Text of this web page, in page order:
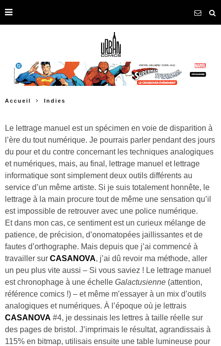
Accueil Indies
Le lettrage manuel est un spécimen en voie de disparition à
l’ère du tout numérique. Je pourrais parler pendant des jours
du pour et du contre concernant les techniques analogiques
et numériques, mais, au final, lettrage manuel et lettrage
informatique sont simplement deux outils différents au
service d’un même artiste. Si je suis totalement honnête, le
lettrage à la main procure tout de même une sensation qu’il
est impossible de retrouver avec une police numérique.
Et dans mon cas, ce sentiment est un curieux mélange de
patience, de précision, d’onomatopées jaillissantes et de
fautes d’orthographe. Mais depuis que j’ai commencé à
travailler sur CASANOVA, j’ai dû revoir ma méthode, aller
un peu plus vite aussi – Si vous saviez ! Le lettrage manuel
est chronophage à une échelle Galactusienne (attention,
référence comics !) – et même m’essayer à un mix d’outils
analogiques et numériques. À l’époque où je lettrais
CASANOVA #4, je dessinais les lettres à taille réelle sur
des pages de bristol. J’imprimais le résultat, agrandissais à
115% en bitmap, utilisais ensuite une table lumineuse pour